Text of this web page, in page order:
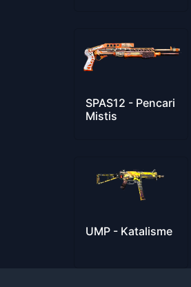
SPAS12 - Pencari
Mistis
UMP - Katalisme